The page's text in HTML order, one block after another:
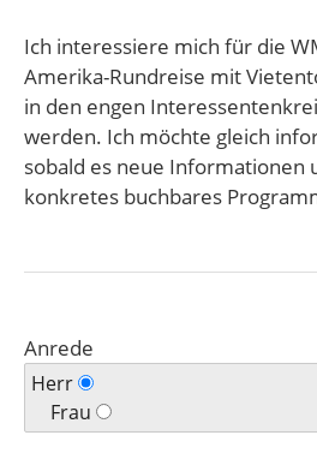
Ich interessiere mich für die
Amerika-Rundreise mit
in den engen
werden. Ich möchte gleich
sobald es neue Informationen
konkretes buchbares
Anrede
Herr
Frau